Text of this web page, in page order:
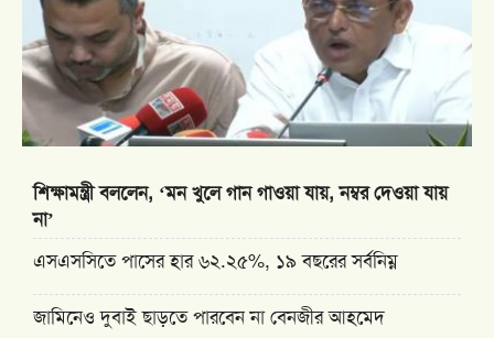
শিক্ষামন্ত্রী বললেন, ‘মন খুলে গান গাওয়া যায়, নম্বর দেওয়া যায়
না’
এসএসসিতে পাসের হার ৬২.২৫%, ১৯ বছরের সর্বনিম্ন
জামিনেও দুবাই ছাড়তে পারবেন না বেনজীর আহমেদ